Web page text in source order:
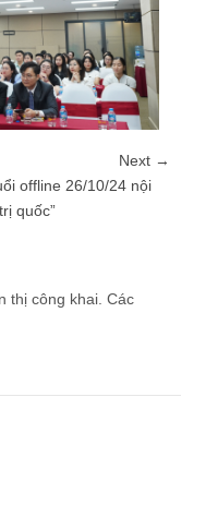
Next →
offline 26/10/24 nội
quốc”
thị công khai. Các